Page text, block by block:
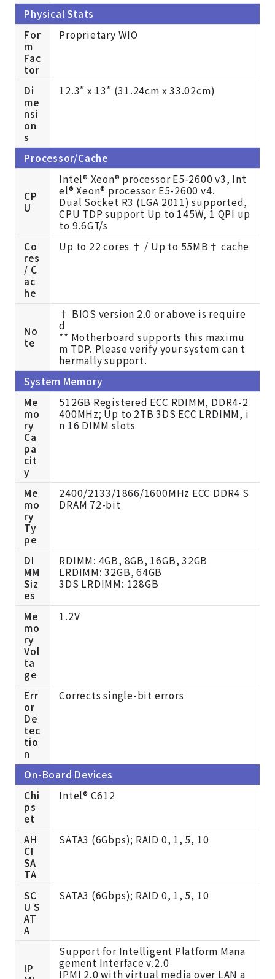
Physical Stats
For
m
Fac
tor
Proprietary WIO
Di
me
nsi
on
s
12.3″ x 13″ (31.24cm x 33.02cm)
Processor/Cache
CP
U
Intel® Xeon® processor E5-2600 v3, Int
el® Xeon® processor E5-2600 v4.
Dual Socket R3 (LGA 2011) supported,
CPU TDP support Up to 145W, 1 QPI up
to 9.6GT/s
Co
res
/ C
ac
he
Up to 22 cores † / Up to 55MB† cache
No
te
† BIOS version 2.0 or above is require
d
** Motherboard supports this maximu
m TDP. Please verify your system can t
hermally support.
System Memory
Me
mo
ry
Ca
pa
cit
y
512GB Registered ECC RDIMM, DDR4-2
400MHz; Up to 2TB 3DS ECC LRDIMM, i
n 16 DIMM slots
Me
mo
ry
Ty
pe
2400/2133/1866/1600MHz ECC DDR4 S
DRAM 72-bit
DI
MM
Siz
es
RDIMM: 4GB, 8GB, 16GB, 32GB
LRDIMM: 32GB, 64GB
3DS LRDIMM: 128GB
Me
mo
ry
Vol
ta
ge
1.2V
Err
or
De
tec
tio
n
Corrects single-bit errors
On-Board Devices
Chi
ps
et
Intel® C612
AH
CI
SA
TA
SATA3 (6Gbps); RAID 0, 1, 5, 10
SC
U S
AT
A
SATA3 (6Gbps); RAID 0, 1, 5, 10
IP
Support for Intelligent Platform Mana
gement Interface v.2.0
IPMI 2.0 with virtual media over LAN a